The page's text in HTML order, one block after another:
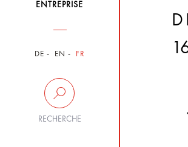
ENTREPRISE
DE EN FR
RECHERCHE